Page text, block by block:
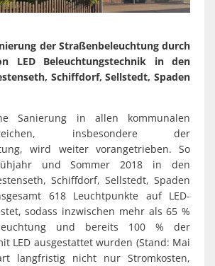
Kindertagesstätten
Meldeamt
Schulen
Wildschäden
Wochenmärkte
Laven
Wehdel
Wirtschaft
der Straßenbeleuchtung durch
LED Beleuchtungstechnik in den
Schiffdorf, Sellstedt, Spaden
Sanierung in allen kommunalen
insbesondere der
wird weiter vorangetrieben. So
und Sommer 2018 in den
Schiffdorf, Sellstedt, Spaden
618 Leuchtpunkte auf LED-
sodass inzwischen mehr als 65 %
und bereits 100 % der
LED ausgestattet wurden (Stand: Mai
langfristig nicht nur Stromkosten,